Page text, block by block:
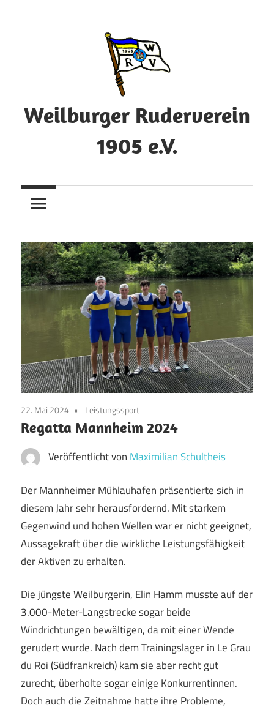
Weilburger Ruderverein
1905 e.V.
22. Mai 2024 Leistungssport
Regatta Mannheim 2024
Veröffentlicht von Maximilian Schultheis
Der Mannheimer Mühlauhafen präsentierte sich in
diesem Jahr sehr herausfordernd. Mit starkem
Gegenwind und hohen Wellen war er nicht geeignet,
Aussagekraft über die wirkliche Leistungsfähigkeit
der Aktiven zu erhalten.
Die jüngste Weilburgerin, Elin Hamm musste auf der
3.000-Meter-Langstrecke sogar beide
Windrichtungen bewältigen, da mit einer Wende
gerudert wurde. Nach dem Trainingslager in Le Grau
du Roi (Südfrankreich) kam sie aber recht gut
zurecht, überholte sogar einige Konkurrentinnen.
Doch auch die Zeitnahme hatte ihre Probleme,